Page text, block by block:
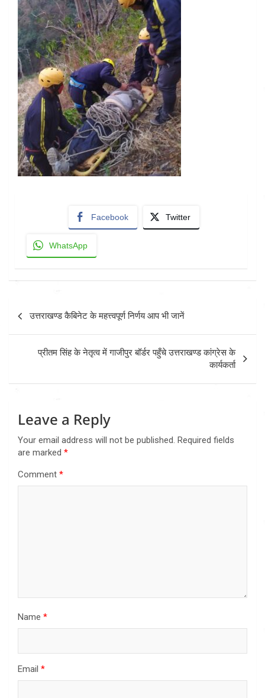
Facebook Twitter
WhatsApp
navigation
उत्तराखण्ड कैबिनेट के महत्त्वपूर्ण निर्णय आप भी जानें
प्रीतम सिंह के नेतृत्व में गाजीपुर बॉर्डर पहुँचे उत्तराखण्ड कांग्रेस के
कार्यकर्ता
Leave a Reply
Your email address will not be published. Required fields
are marked *
Comment *
Name *
Email *